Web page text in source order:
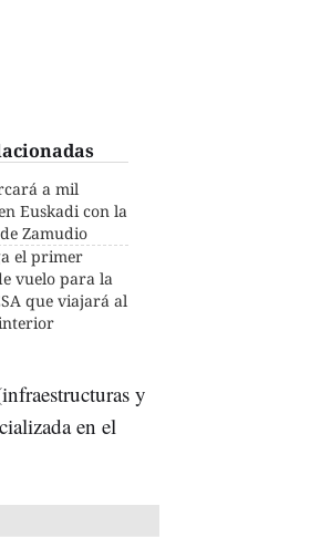
a mil
Euskadi con la
Zamudio
el primer
vuelo para la
que viajará al
y
en el